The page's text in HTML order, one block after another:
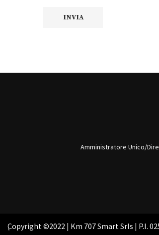
Amministratore Unico/
Copyright ©2022 | Km 707 Smart Srls | P.I.